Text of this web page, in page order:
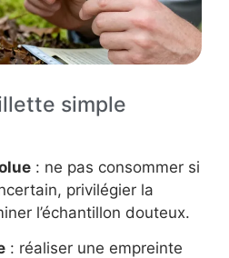
simple
: ne pas consommer si
privilégier la
l’échantillon douteux.
: réaliser une empreinte